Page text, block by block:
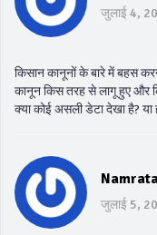
जुलाई 4,
किसान कानूनों के बारे में बहस
कानून किस तरह से लागू हुए और
क्या कोई असली डेटा देखा है?
जुलाई 5,